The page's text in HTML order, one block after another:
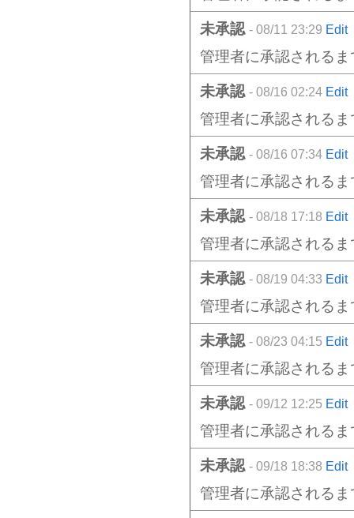
未承認 - 08/11 23:29 Edit
管理者に承認される
未承認 - 08/16 02:24 Edit
管理者に承認される
未承認 - 08/16 07:34 Edit
管理者に承認される
未承認 - 08/18 17:18 Edit
管理者に承認される
未承認 - 08/19 04:33 Edit
管理者に承認される
未承認 - 08/23 04:15 Edit
管理者に承認される
未承認 - 09/12 12:25 Edit
管理者に承認される
未承認 - 09/18 18:38 Edit
管理者に承認される